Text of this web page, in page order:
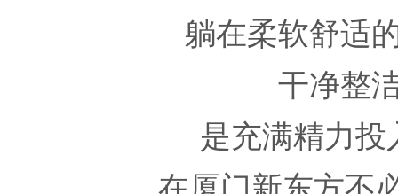
躺在柔软舒适
干净整
是充满精力投